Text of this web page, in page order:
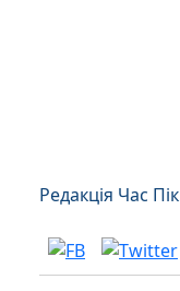
Редакція Час Пік